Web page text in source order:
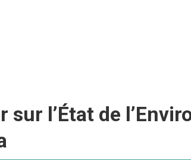
sur l’État de